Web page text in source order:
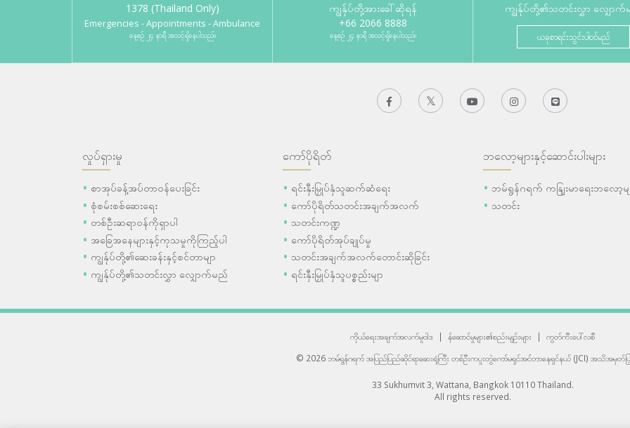
1378 (Thailand Only)
Emergencies - Appointments - Ambulance
နေ့စဉ် ၂၄ နာရီ အသင့်ရှိနေပါသည်။
ကျွန်ုပ်တို့အားခေါ်ဆိုရန်
+66 2066 8888
နေ့စဉ် ၂၄ နာရီ အသင့်ရှိနေပါသည်။
ကျွန်ုပ်တို့၏သတင်းလွှာ လျှောက်
ယခုစာရင်းသွင်းပါဝင်မည်
လှုပ်ရှားမှု
စာအုပ်ခန့်အပ်တာဝန်ပေးခြင်း
စုံစမ်းစစ်ဆေးရေး
တစ်ဦးဆရာဝန်ကိုရှာပါ
အခြေအနေများနှင့်ကုသမှုကိုကြည့်ပါ
ကျွန်ုပ်တို့၏ဆေးခန်းနှင့်စင်တာမျာ
ကျွန်ုပ်တို့၏သတင်းလွှာ လျှောက်မည်
ကော်ပိုရိတ်
ရင်းနှီးမြှုပ်နှံသူဆက်ဆံရေး
ကော်ပိုရိတ်သတင်းအချက်အလက်
သတင်းကဏ္ဍ
ကော်ပိုရိတ်အုပ်ချုပ်မှု
သတင်းအချက်အလက်တောင်းဆိုခြင်း
ရင်းနှီးမြှုပ်နှံသူပစ္စည်းမျာ
ဘလော့များနှင့်ဆောင်းပါးများ
ဘမ်ရွန်ဂရက် ကနျြးမာရေးဘလော့မျ
သတင်း
ကိုယ်ရေးအချက်အလက်မူဝါဒ | န်ဆောင်မှုများ၏စည်းမျဉ်းများ |
ကွတ်ကီးပေါ်လစီ
© 2026 ဘမ်ရွန်ဂရက် အပြည်ပြည်ဆိုင်ရာဆေးရုံကြီး တစ်ဦးကပူးတွဲကော်မရှင်အင်တာနေရှင်နယ် (JCI) အသိအမှတ်ပ
33 Sukhumvit 3, Wattana, Bangkok 10110 Thailand.
All rights reserved.